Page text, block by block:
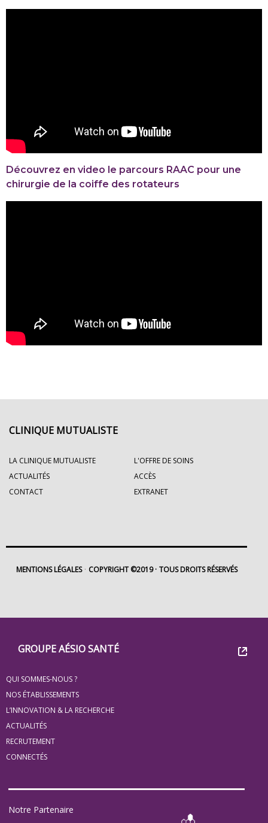
Découvrez en video le parcours RAAC pour une
chirurgie de la coiffe des rotateurs
Groupe
pour
les
minis
site
GROUPE AÉSIO SANTÉ
QUI SOMMES-NOUS ?
NOS ÉTABLISSEMENTS
L’INNOVATION & LA RECHERCHE
ACTUALITÉS
RECRUTEMENT
CONNECTÉS
Notre Partenaire
CLINIQUE MUTUALISTE
LA CLINIQUE MUTUALISTE
L'OFFRE DE SOINS
ACTUALITÉS
ACCÈS
CONTACT
EXTRANET
MENTIONS LÉGALES COPYRIGHT ©2019 TOUS DROITS RÉSERVÉS